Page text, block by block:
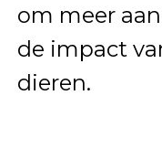
om meer
de impact
dieren.